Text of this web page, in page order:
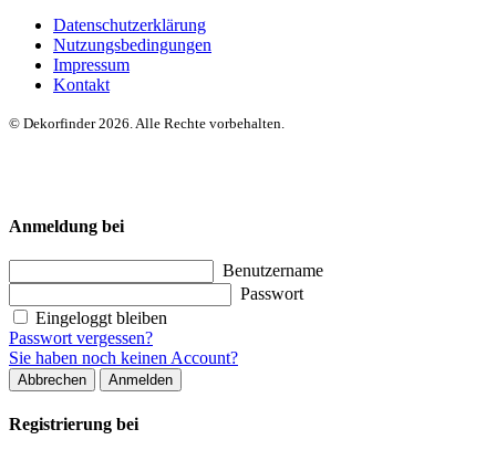
Datenschutzerklärung
Nutzungsbedingungen
Impressum
Kontakt
© Dekorfinder 2026. Alle Rechte vorbehalten.
Anmeldung bei
Benutzername
Passwort
Eingeloggt bleiben
Passwort vergessen?
Sie haben noch keinen Account?
Abbrechen Anmelden
Registrierung bei